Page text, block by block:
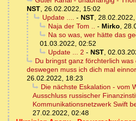
NST, 26.02.2022, 15:02
Update .... - NST,
Naja der Tom .. - Mirko,
Na so was, wer hätte das
01.03.2022, 02:52
Update ... 2 - NST,
Du bringst ganz förchterlich
deswegen muss ich dich mal
26.02.2022, 18:23
Die nächste Eskalation - vom
Ausschluss russischer
Kommunikationsnetzwerk Swift
27.02.2022, 02:48